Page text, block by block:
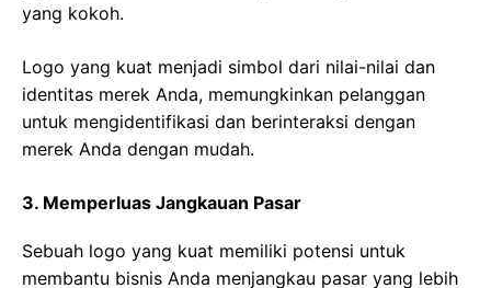
yang kokoh.
Logo yang kuat menjadi simbol dari nilai-nilai dan
identitas merek Anda, memungkinkan pelanggan
untuk mengidentifikasi dan berinteraksi dengan
merek Anda dengan mudah.
3. Memperluas Jangkauan Pasar
Sebuah logo yang kuat memiliki potensi untuk
membantu bisnis Anda menjangkau pasar yang lebih